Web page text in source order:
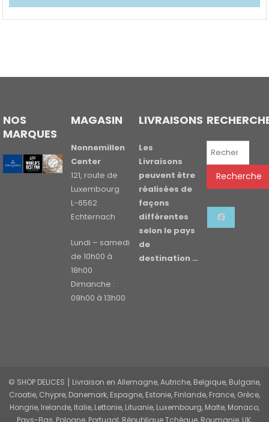
NOS
MARQUES
MAGASIN
Nonnemillen
Center
121, route de
Luxembourg
L-6562
Echternach
Lundi – samedi
de 10h00 à
18h00
Dimanche :
09h00 à 13h00
LIVRAISONS
Les
Livraisons
peuvent être
réalisées de
façons
différentes
selon le pays
de
destination …
Recherche
© SHOP DELICES ⎮ Livraison en Allemagne, Autriche, Belgique, Bulgarie,
Croatie, Chypre, Danemark, Espagne, Estonie, Finlande, France, Grèce,
Hongrie, Irelande, Italie, Lettonie, Lituanie, Luxembourg, Malte, Monaco,
Pays-Bas, Pologne, Portugal, République Tchèque, Roumanie, UK,